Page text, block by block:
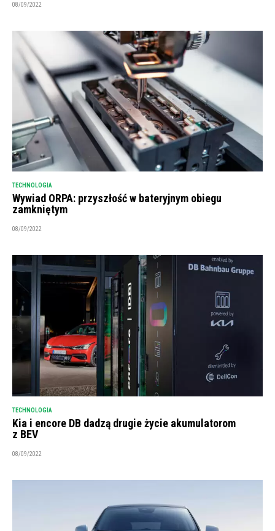
08/09/2022
TECHNOLOGIA
Wywiad ORPA: przyszłość w bateryjnym obiegu
zamkniętym
08/09/2022
TECHNOLOGIA
Kia i encore DB dadzą drugie życie akumulatorom
z BEV
08/09/2022